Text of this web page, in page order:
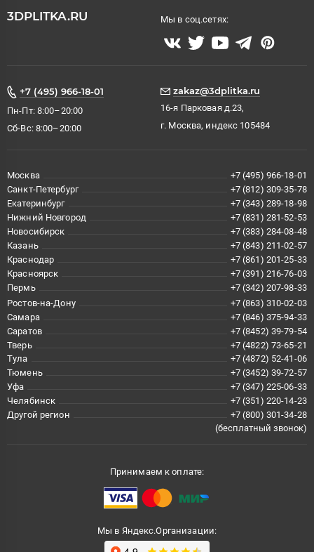
3DPLITKA.RU Мы в соц.сетях:
+7 (495) 966-18-01
Пн-Пт: 8:00–20:00
Сб-Вс: 8:00–20:00
zakaz@3dplitka.ru
16-я Парковая д.23,
г. Москва, индекс 105484
Москва
+7 (495) 966-18-01
Санкт-Петербург
+7 (812) 309-35-78
Екатеринбург
+7 (343) 289-18-98
Нижний Новгород
+7 (831) 281-52-53
Новосибирск
+7 (383) 284-08-48
Казань
+7 (843) 211-02-57
Краснодар
+7 (861) 201-25-33
Красноярск
+7 (391) 216-76-03
Пермь
+7 (342) 207-98-33
Ростов-на-Дону
+7 (863) 310-02-03
Самара
+7 (846) 375-94-33
Саратов
+7 (8452) 39-79-54
Тверь
+7 (4822) 73-65-21
Тула
+7 (4872) 52-41-06
Тюмень
+7 (3452) 39-72-57
Уфа
+7 (347) 225-06-33
Челябинск
+7 (351) 220-14-23
Другой регион
+7 (800) 301-34-28
(бесплатный звонок)
Принимаем к оплате:
Мы в Яндекс.Организации: